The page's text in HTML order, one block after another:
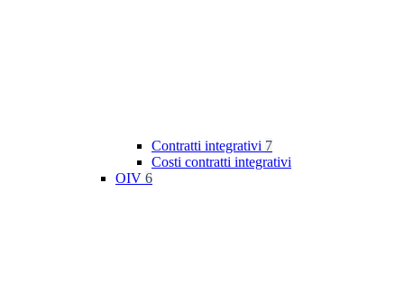
Contratti integrativi 7
Costi contratti integrativi
OIV 6